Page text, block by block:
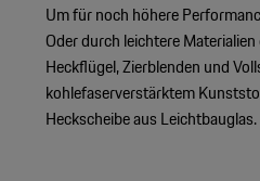
Um für noch höhere
Oder durch leichtere
Heckflügel, Zierblenden und
kohlefaserverstärktem
Heckscheibe aus Leichtbauglas.